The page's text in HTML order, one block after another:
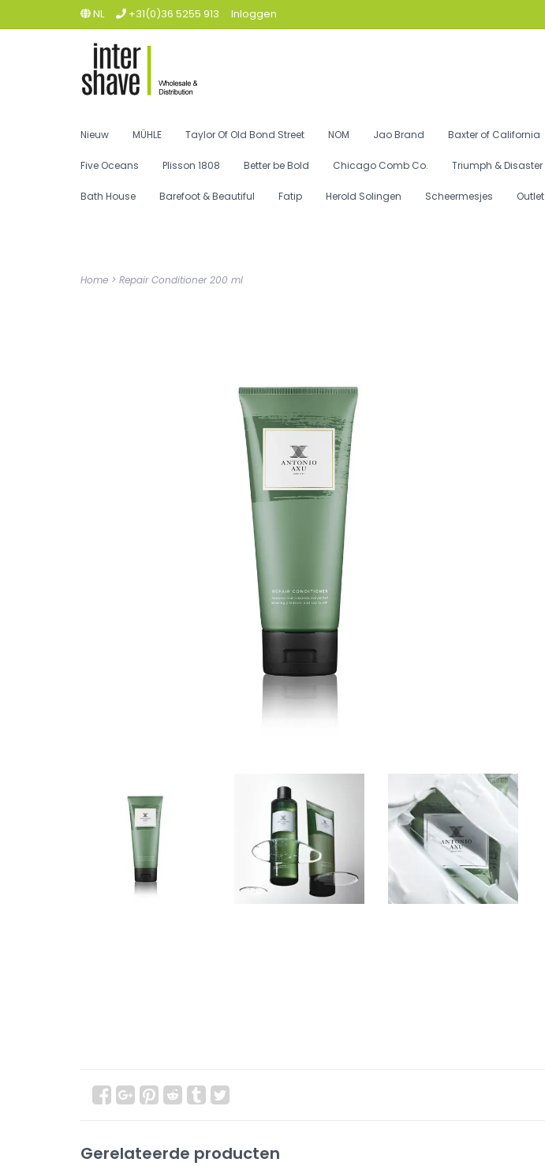
NL +31(0)36 5255 913 Inloggen
Nieuw MÜHLE Taylor Of Old Bond Street NOM Jao Brand Baxter of California
Five Oceans Plisson 1808 Better be Bold Chicago Comb Co. Triumph & Disaster
Bath House Barefoot & Beautiful Fatip Herold Solingen Scheermesjes Outlet
Home > Repair Conditioner 200 ml
Gerelateerde producten